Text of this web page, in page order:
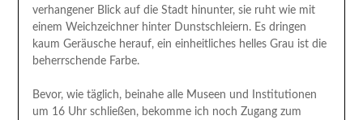
verhangener Blick auf die Stadt hinunter, sie ruht wie mit
einem Weichzeichner hinter Dunstschleiern. Es dringen
kaum Geräusche herauf, ein einheitliches helles Grau ist die
beherrschende Farbe.
Bevor, wie täglich, beinahe alle Museen und Institutionen
um 16 Uhr schließen, bekomme ich noch Zugang zum